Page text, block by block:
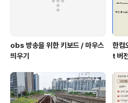
obs 방송을 위한 키보드 / 마우스
띄우기
한
t 버